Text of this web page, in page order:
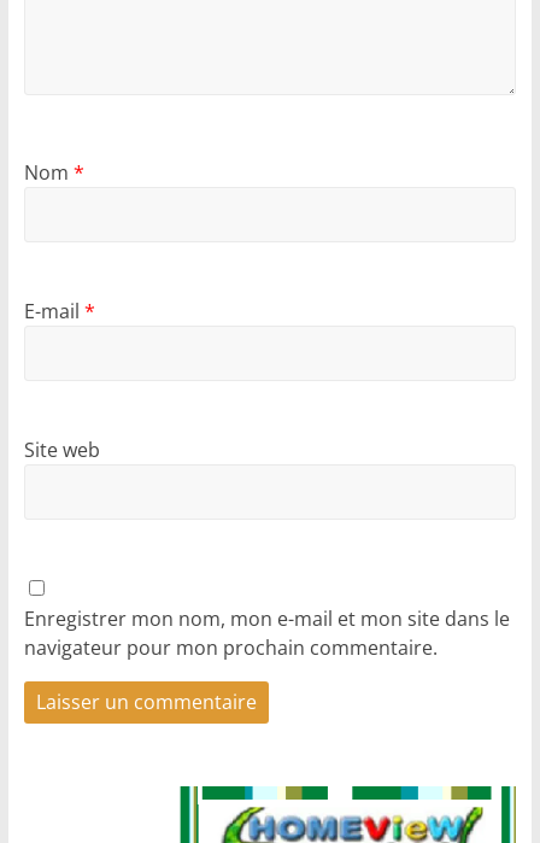
Nom *
E-mail *
Site web
Enregistrer mon nom, mon e-mail et mon site dans le
navigateur pour mon prochain commentaire.